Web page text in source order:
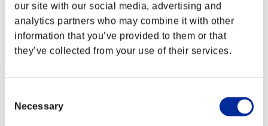
our site with our social media, advertising and
analytics partners who may combine it with other
information that you’ve provided to them or that
they’ve collected from your use of their services.
Selection
Necessary
Hondo
スコア:Lv:1/16'23"68